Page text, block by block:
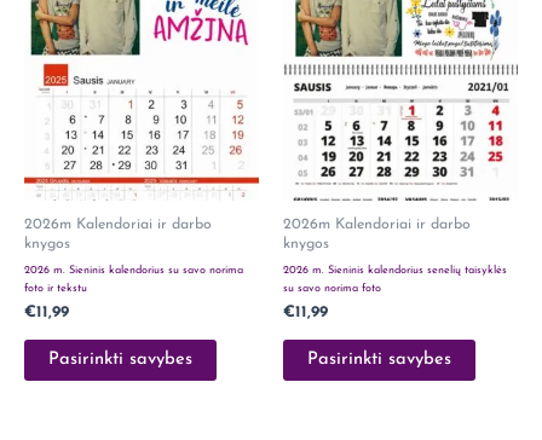
2026m Kalendoriai ir darbo
knygos
2026 m. Sieninis kalendorius su savo norima
foto ir tekstu
€11,99
Pasirinkti savybes
2026m Kalendoriai ir darbo
knygos
2026 m. Sieninis kalendorius senelių taisyklės
su savo norima foto
€11,99
Pasirinkti savybes